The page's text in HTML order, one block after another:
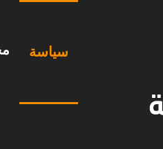
سياسة